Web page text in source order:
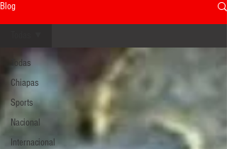
Blog
Todas
Chiapas
Sports
Nacional
Internacional